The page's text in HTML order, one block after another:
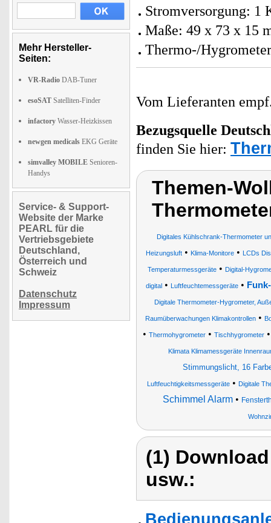
Mehr Hersteller-
Seiten:
VR-Radio DAB-Tuner
esoSAT Satelliten-Finder
infactory Wasser-Heizkissen
newgen medicals EKG Geräte
simvalley MOBILE Senioren-
Handys
Service- & Support-
Website der Marke
PEARL für die
Vertriebsgebiete
Deutschland,
Österreich und
Schweiz
Datenschutz
Impressum
Stromversorgung: 1
Maße: 49 x 73 x 15
Thermo-/
Vom Lieferanten
Bezugsquelle
finden Sie hier:
Themen-
Digitales Kühlschrank-Thermometer
Heizungsluft • Klima-Monitore • LCDs
Temperaturmessgeräte• Digital-
digital• Luftfeuchtemessgeräte•
Digitale Thermometer-Hygrometer,
Raumüberwachungen Klimakontrollen•
• Thermohygrometer • Tischhygrometer
Klimata Klimamessgeräte
Stimmungslicht, 16
Luftfeuchtigkeitsmessgeräte• Digitale
Schimmel Alarm •
(1)
usw.: